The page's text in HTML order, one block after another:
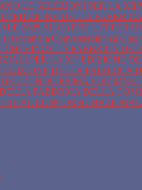
LE SELEZIONI PER LA
EDIZIONE DELLA
2025 AL CAFFE’
racconta a Conversescion su
VINCE LA FABBRICA
PER LA XI° EDIZIONE
EDIZIONE DELLA FABBRICA
EDIZIONE
FABBRICA DELLA
AL CONCORSO